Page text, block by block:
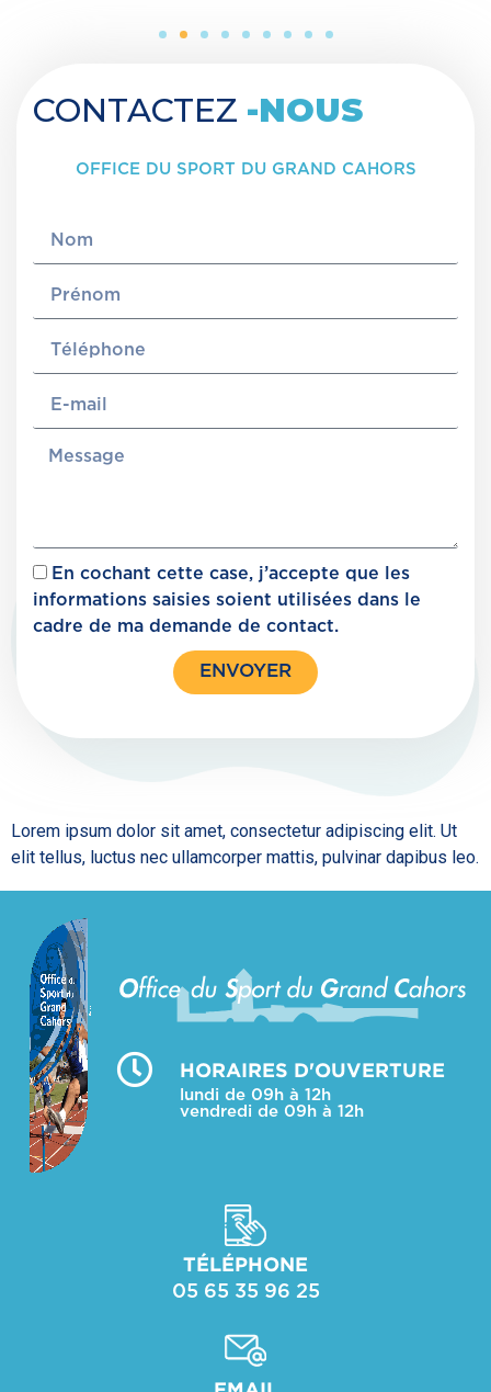
CONTACTEZ -NOUS
OFFICE DU SPORT DU GRAND CAHORS
En cochant cette case, j’accepte que les
informations saisies soient utilisées dans le
cadre de ma demande de contact.
ENVOYER
Lorem ipsum dolor sit amet, consectetur adipiscing elit. Ut
elit tellus, luctus nec ullamcorper mattis, pulvinar dapibus leo.
HORAIRES D'OUVERTURE
lundi de 09h à 12h
vendredi de 09h à 12h
TÉLÉPHONE
05 65 35 96 25